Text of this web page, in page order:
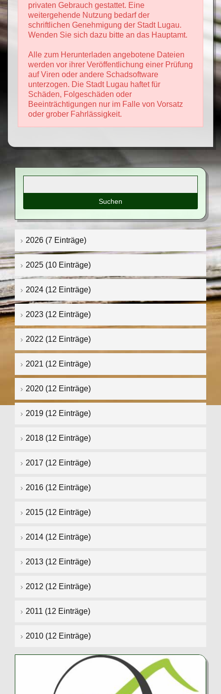
privaten Gebrauch gestattet. Eine
weitergehende Nutzung bedarf der
schriftlichen Genehmigung der Stadt Lugau.
Wenden Sie sich dazu bitte an das Hauptamt.
Alle zum Herunterladen angebotene Dateien
werden vor ihrer Veröffentlichung einer Prüfung
auf Viren oder andere Schadsoftware
unterzogen. Die Stadt Lugau haftet für
Schäden, Folgeschäden oder
Beeinträchtigungen nur im Falle von Vorsatz
oder grober Fahrlässigkeit.
2026 (7 Einträge)
2025 (10 Einträge)
2024 (12 Einträge)
2023 (12 Einträge)
2022 (12 Einträge)
2021 (12 Einträge)
2020 (12 Einträge)
2019 (12 Einträge)
2018 (12 Einträge)
2017 (12 Einträge)
2016 (12 Einträge)
2015 (12 Einträge)
2014 (12 Einträge)
2013 (12 Einträge)
2012 (12 Einträge)
2011 (12 Einträge)
2010 (12 Einträge)